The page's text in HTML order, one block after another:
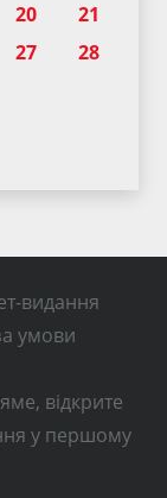
20
21
27
28
видання
умови
відкрите
у першому